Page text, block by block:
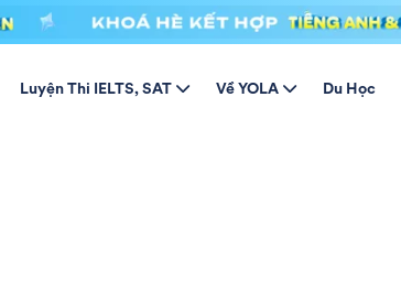
Luyện Thi IELTS, SAT Về YOLA Du Học